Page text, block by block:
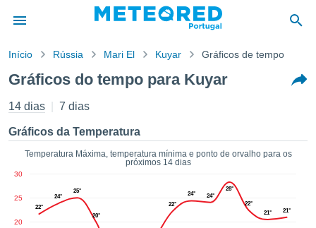
da
foi
por
para
que as
a este
Início Rússia Mari El Kuyar Gráficos de tempo
Gráficos do tempo para Kuyar
14 dias 7 dias
Gráficos da Temperatura
Temperatura Máxima, temperatura mínima e ponto de orvalho para os
próximos 14 dias
20
25
30
22°
24°
25°
20°
22°
24° 24°
28°
22°
21°
21°